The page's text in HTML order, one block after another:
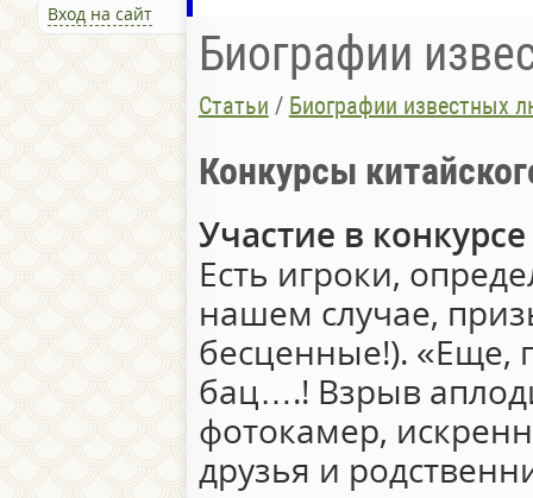
Вход на сайт
Биографии
Статьи / Биографии известных
Конкурсы
Участие в конкурсе
Есть игроки,
нашем случае,
бесценные!). «Еще,
бац….! Взрыв
фотокамер,
друзья и